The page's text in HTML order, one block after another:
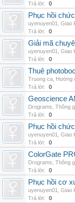
Trả lời:
0
Phục hồi
uyenuyen01
Giao
Trả lời:
0
Giải mã
uyenuyen01
Giao
Trả lời:
0
Thuê
Truong ca Hướng
Trả lời:
0
Geoscience
Drograms Thông
Trả lời:
0
Phục hồi
uyenuyen01
Giao
Trả lời:
0
ColorGate
Drograms Thông
Trả lời:
0
Phục hồi cơ
uyenuyen01
Giao
Trả lời:
0